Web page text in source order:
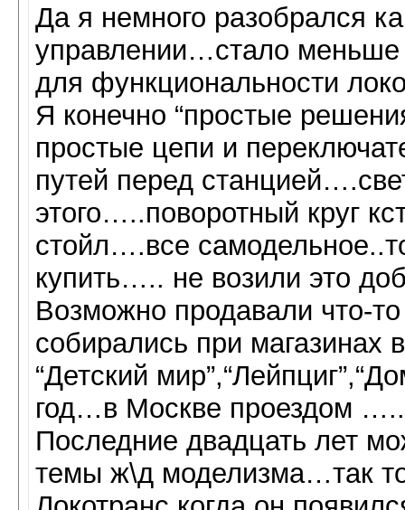
Да я немного разобрался
управлении…стало
для функциональности
Я конечно “простые
простые цепи и
путей перед
этого…..поворотный круг
стойл….все
купить….. не возили это
Возможно продавали что-
собирались при
“Детский
год…в Москве проездом
Последние двадцать лет
темы ж\д моделизма…так